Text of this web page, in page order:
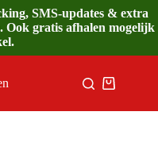
SMS-updates & extra
Ook gratis afhalen mogelijk